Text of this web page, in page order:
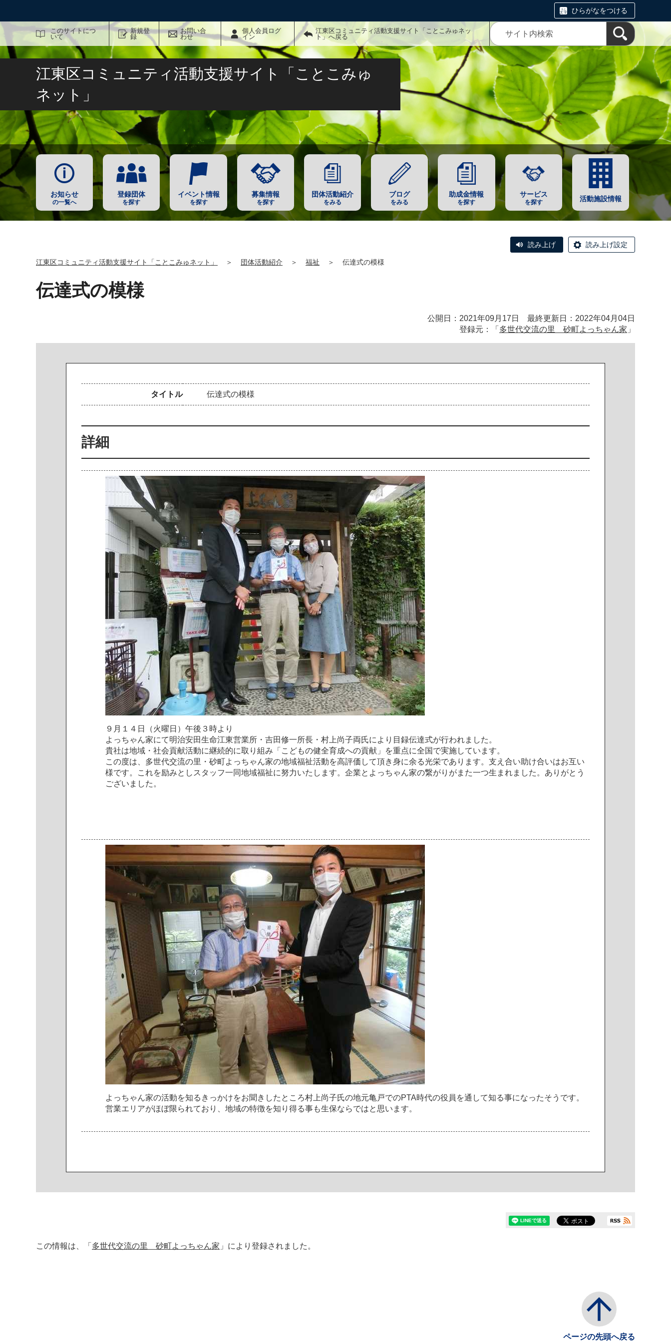
ひらがなをつける
このサイトにつ
いて
新規登
録
お問い合
わせ
個人会員ログ
イン
江東区コミュニティ活動支援サイト「ことこみゅネッ
ト」へ戻る
サイト内検索
江東区コミュニティ活動支援サイト「ことこみゅ
ネット」
お知らせ
の一覧へ
登録団体
を探す
イベント情報
を探す
募集情報
を探す
団体活動紹介
をみる
ブログ
をみる
助成金情報
を探す
サービス
を探す 活動施設情報
読み上げ 読み上げ設定
江東区コミュニティ活動支援サイト「ことこみゅネット」 ＞ 団体活動紹介 ＞ 福祉 ＞ 伝達式の模様
伝達式の模様
公開日：2021年09月17日 最終更新日：2022年04月04日
登録元：「 多世代交流の里 砂町よっちゃん家 」
タイトル 伝達式の模様
詳細
９ 月 １ ４ 日 （火曜 日 ） 午後 ３ 時よ り
よ っち ゃ ん家にて明治安田生命江東営業所 ・ 吉田修一所長 ・ 村 上尚子両氏に よ り 目 録伝達式が行われま した 。
貴社は地域 ・ 社会貢献活動に継続的に取 り 組み 「 こ どもの健全育成への貢献 」 を重点に全国 で実施してい ま す。
こ の度は 多世代交流の里 ・ 砂町よ っち ゃ ん家の地域福祉活動を高評価 して頂き身に余る光栄であ り ま す。 支 え 合い助け合いはお互い
様です。 こ れを励みと し ス タ ッフ一同地域福祉に努力いた し ま す。 企業と よ っち ゃ ん家の繋がり がま た一つ生 ま れま した 。 あ り がと う
ござい ま した 。
よ っち ゃ ん家の活動を知る き っかけをお聞 き した と こ ろ村 上尚子氏の地元亀 戸でのPTA時代の役 員 を通 して知る事になったそ う です。
営業エ リ アがほぼ限られてお り 地域の特徴を知 り 得る事も生保ならではと 思い ま す。
この情報は、「 多世代交流の里 砂町よっちゃん家 」により登録されました。
ページの先頭へ戻る